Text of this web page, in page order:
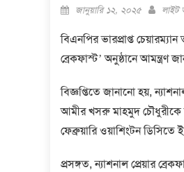
Posted
জানুয়ারি ১২, ২০২৫ লাইট
বিএনপির ভারপ্রাপ্ত
ব্রেকফাস্ট’ অনুষ্ঠানে আমন্ত্রণ
বিজ্ঞপ্তিতে জানানো হয়,
আমীর খসরু মাহমুদ চৌধুরীকে
ফেব্রুয়ারি ওয়াশিংটন ডিসিতে
প্রসঙ্গত, ন্যাশনাল প্রেয়ার